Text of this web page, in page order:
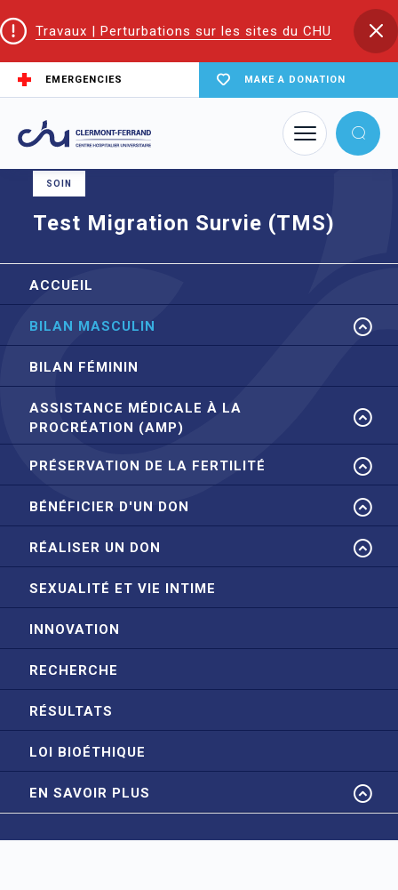
Travaux | Perturbations sur les sites du CHU
EMERGENCIES MAKE A DONATION
Home Test Migration Survie (TMS)
SOIN
Test Migration Survie (TMS)
ACCUEIL
BILAN MASCULIN
BILAN FÉMININ
ASSISTANCE MÉDICALE À LA
PROCRÉATION (AMP)
PRÉSERVATION DE LA FERTILITÉ
BÉNÉFICIER D'UN DON
RÉALISER UN DON
SEXUALITÉ ET VIE INTIME
INNOVATION
RECHERCHE
RÉSULTATS
LOI BIOÉTHIQUE
EN SAVOIR PLUS